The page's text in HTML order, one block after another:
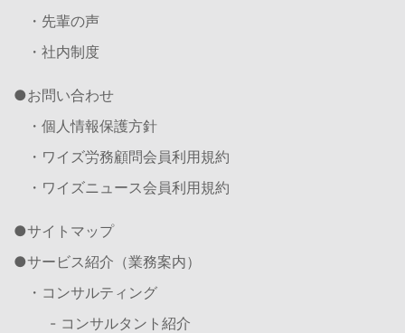
・先輩の声
・社内制度
お問い合わせ
・個人情報保護方針
・ワイズ労務顧問会員利用規約
・ワイズニュース会員利用規約
サイトマップ
サービス紹介（業務案内）
・コンサルティング
- コンサルタント紹介